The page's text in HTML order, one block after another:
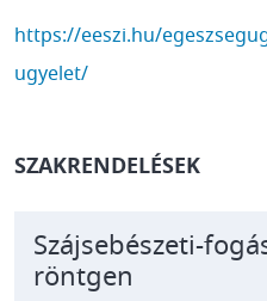
https://eeszi.hu/
ugyelet/
SZAKRENDELÉSEK
Szájsebészeti-
röntgen